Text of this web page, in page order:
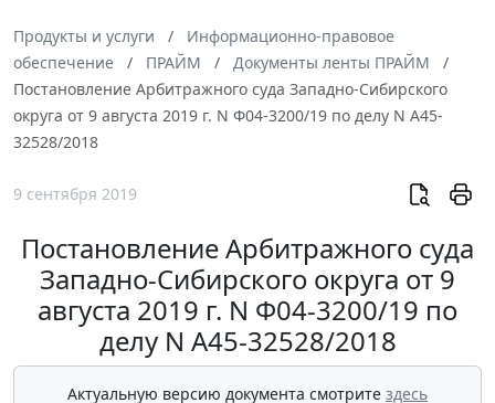
Продукты и услуги
Информационно-правовое
обеспечение
ПРАЙМ
Документы ленты ПРАЙМ
Постановление Арбитражного суда Западно-Сибирского
округа от 9 августа 2019 г. N Ф04-3200/19 по делу N А45-
32528/2018
9 сентября 2019
Постановление Арбитражного суда
Западно-Сибирского округа от 9
августа 2019 г. N Ф04-3200/19 по
делу N А45-32528/2018
Актуальную версию документа смотрите здесь